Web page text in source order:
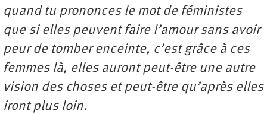
quand tu prononces le mot de féministes
que si elles peuvent faire l’amour sans avoir
peur de tomber enceinte, c’est grâce à ces
femmes là, elles auront peut-être une autre
vision des choses et peut-être qu’après elles
iront plus loin.